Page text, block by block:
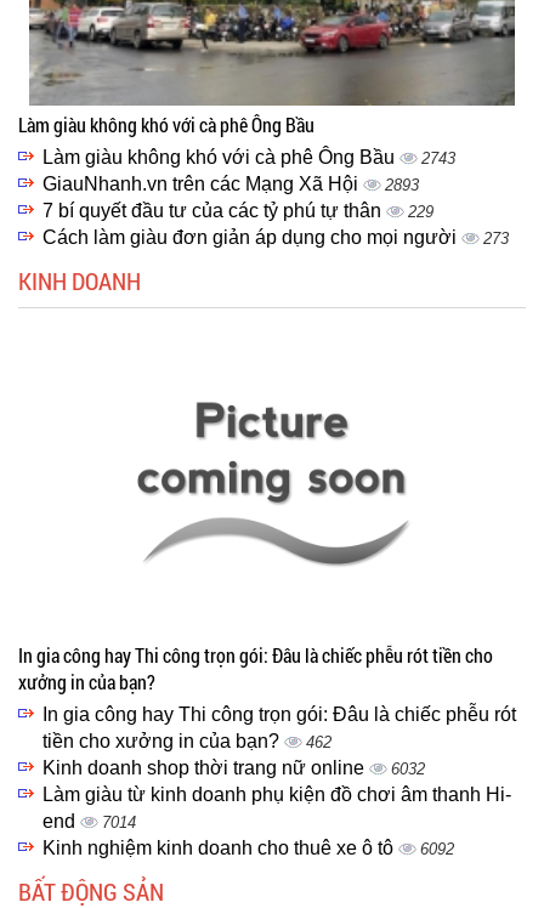
Làm giàu không khó với cà phê Ông Bầu
Làm giàu không khó với cà phê Ông Bầu 2743
GiauNhanh.vn trên các Mạng Xã Hội 2893
7 bí quyết đầu tư của các tỷ phú tự thân 229
Cách làm giàu đơn giản áp dụng cho mọi người 273
KINH DOANH
In gia công hay Thi công trọn gói: Đâu là chiếc phễu rót tiền cho
xưởng in của bạn?
In gia công hay Thi công trọn gói: Đâu là chiếc phễu rót
tiền cho xưởng in của bạn?
462
Kinh doanh shop thời trang nữ online 6032
Làm giàu từ kinh doanh phụ kiện đồ chơi âm thanh Hi-
end
7014
Kinh nghiệm kinh doanh cho thuê xe ô tô 6092
BẤT ĐỘNG SẢN